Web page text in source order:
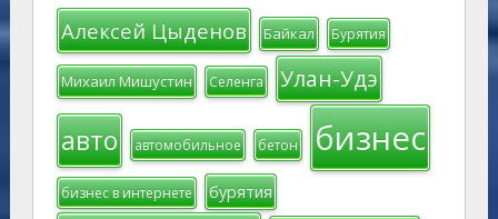
Алексей Цыденов Байкал Бурятия
Михаил Мишустин Селенга Улан-Удэ
авто автомобильное бетон бизнес
бизнес в интернете бурятия